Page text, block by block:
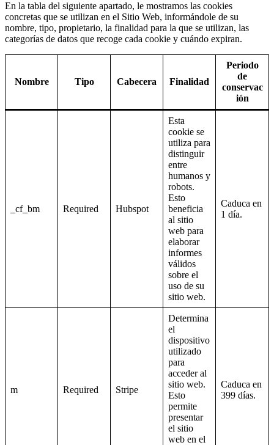
En la tabla del siguiente apartado, le mostramos las cookies
concretas que se utilizan en el Sitio Web, informándole de su
nombre, tipo, propietario, la finalidad para la que se utilizan, las
categorías de datos que recoge cada cookie y cuándo expiran.
Nombre Tipo Cabecera Finalidad
Periodo
de
conservac
ión
_cf_bm Required Hubspot
Esta
cookie se
utiliza para
distinguir
entre
humanos y
robots.
Esto
beneficia
al sitio
web para
elaborar
informes
válidos
sobre el
uso de su
sitio web.
Caduca en
1 día.
m Required Stripe
Determina
el
dispositivo
utilizado
para
acceder al
sitio web.
Esto
permite
presentar
el sitio
web en el
Caduca en
399 días.